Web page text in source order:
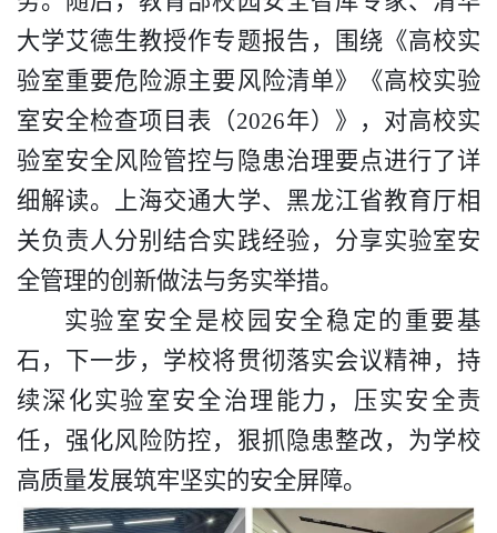
大学艾德生教授作专题报告，围绕《高校实
验室重要危险源主要风险清单》《高校实验
室安全检查项目表（2026年）》，对高校实
验室安全风险管控与隐患治理要点进行了详
细解读。上海交通大学、黑龙江省教育厅相
关负责人分别结合实践经验，分享实验室安
全管理的创新做法与务实举措。
实验室安全是校园安全稳定的重要基
石，下一步，学校将贯彻落实会议精神，持
续深化实验室安全治理能力，压实安全责
任，强化风险防控，狠抓隐患整改，为学校
高质量发展筑牢坚实的安全屏障。